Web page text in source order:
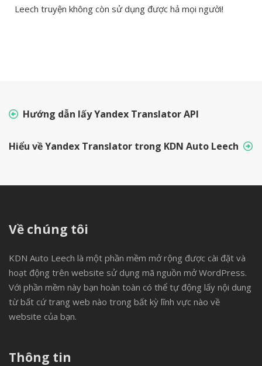
Leech truyện không còn sử dụng được hả mọi người!
Hướng dẫn lấy Yandex Translator API
Hiểu về Yandex Translator trong KDN Auto Leech
Về chúng tôi
KDN Auto Leech là một phần mềm mở rộng được cài đặt và
hoạt động trên website sử dụng mã nguồn mở WordPress.
Với phần mềm này bạn hoàn toàn có thể tự động lấy nội dung
từ bất cứ trang web nào trong bất kỳ lĩnh vực nào về
website của bạn.
Thông tin